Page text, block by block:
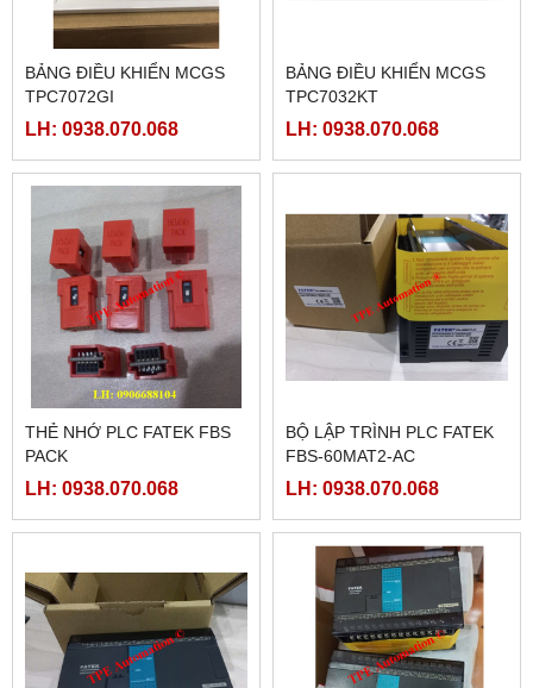
BẢNG ĐIỀU KHIỂN MCGS
TPC7072GI
LH: 0938.070.068
BẢNG ĐIỀU KHIỂN MCGS
TPC7032KT
LH: 0938.070.068
THẺ NHỚ PLC FATEK FBS
PACK
LH: 0938.070.068
BỘ LẬP TRÌNH PLC FATEK
FBS-60MAT2-AC
LH: 0938.070.068